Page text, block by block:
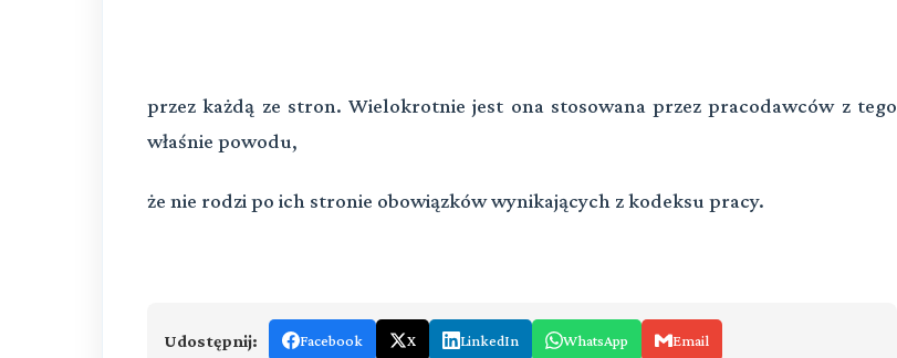
przez każdą ze stron. Wielokrotnie jest ona stosowana przez pracodawców z tego
właśnie powodu,
że nie rodzi po ich stronie obowiązków wynikających z kodeksu pracy.
Udostępnij: Facebook X LinkedIn WhatsApp Email